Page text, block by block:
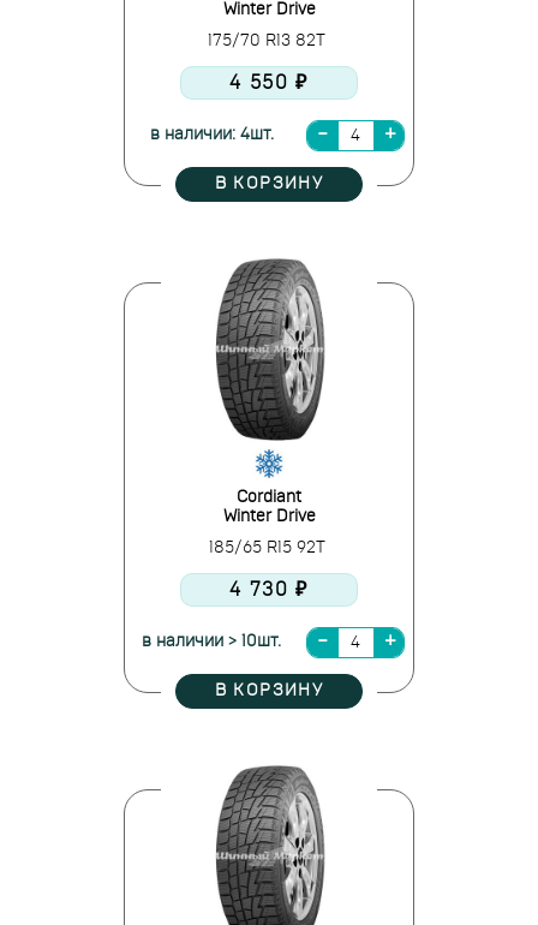
Winter Drive
175/70 R13 82T
4 550 ₽
в наличии: 4шт.
В КОРЗИНУ
Cordiant
Winter Drive
185/65 R15 92T
4 730 ₽
в наличии > 10шт.
В КОРЗИНУ